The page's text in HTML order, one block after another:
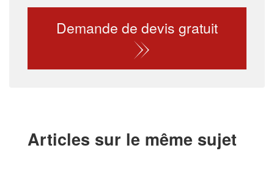
Demande de devis gratuit
Articles sur le même sujet